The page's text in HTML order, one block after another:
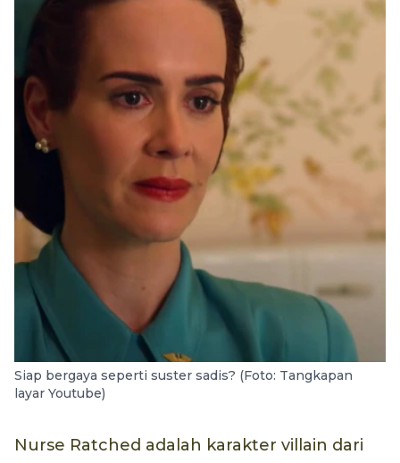
Siap bergaya seperti suster sadis? (Foto: Tangkapan
layar Youtube)
Nurse Ratched adalah karakter villain dari